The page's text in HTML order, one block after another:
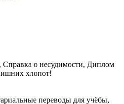
Справка о несудимости, Диплом
хлопот!
переводы для учёбы,